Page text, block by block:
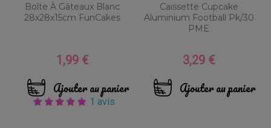
Boîte À Gâteaux Blanc
28x28x15cm FunCakes
Prix
1,99 €
Ajouter au panier
1 avis
Caissette Cupcake
Aluminium Football Pk/30
PME
Prix
3,29 €
Ajouter au panier